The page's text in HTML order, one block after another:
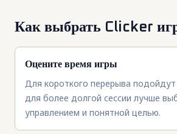
Как выбрать Clicker
Оцените время игры
Для короткого перерыва
для более долгой сессии лучше
управлением и понятной целью.